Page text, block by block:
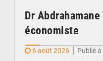
Dr
économiste
6 août 2026
Publié